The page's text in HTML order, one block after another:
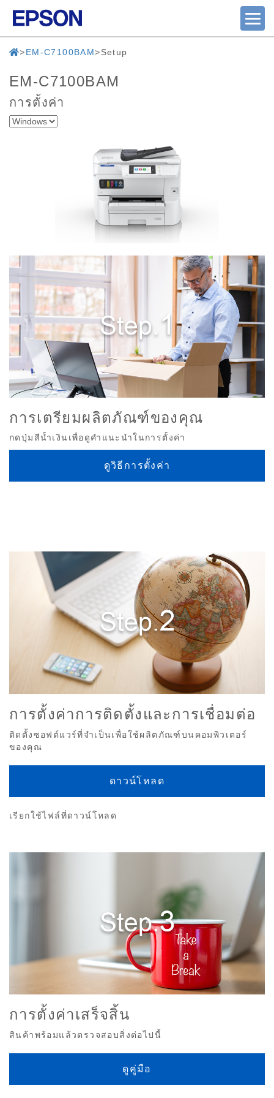
EM-C7100BAM Setup
EM-C7100BAM
การตั้งค่า
การเตรียมผลิตภัณฑ์ของคุณ
การตั้งค่าการติดตั้งและการเชื่อมต่อ
ติดตั้งซอฟต์แวร์ที่จำเป็นเพื่อใช้ผลิตภัณฑ์บนคอมพิวเตอร์
ของคุณ
ดาวน์โหลด
เรียกใช้ไฟล์ที่ดาวน์โหลด
การตั้งค่าเสร็จสิ้น
สินค้าพร้อมแล้วตรวจสอบสิ่งต่อไปนี้
ดูคู่มือ